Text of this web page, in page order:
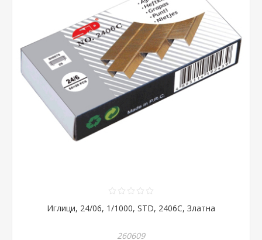
Иглици, 24/06, 1/1000, STD, 2406С, Златна
260609